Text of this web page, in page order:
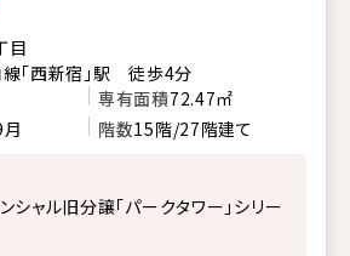
目
「西新宿」駅 徒歩4分
専有面積72.47㎡
階数15階/27階建て
ャル旧分譲「パークタワー」シリー